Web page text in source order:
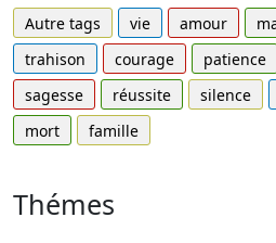
Autre tags vie amour
trahison
courage patience
sagesse
réussite silence
mort
famille
Thémes